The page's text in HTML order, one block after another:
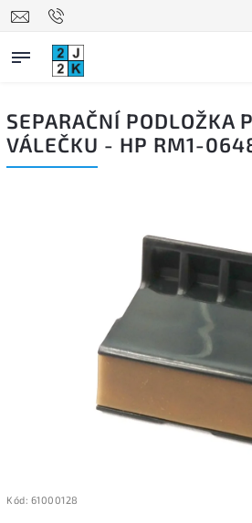
SEPARAČNÍ PODLOŽKA
VÁLEČKU - HP RM1-
Kód: 61000128